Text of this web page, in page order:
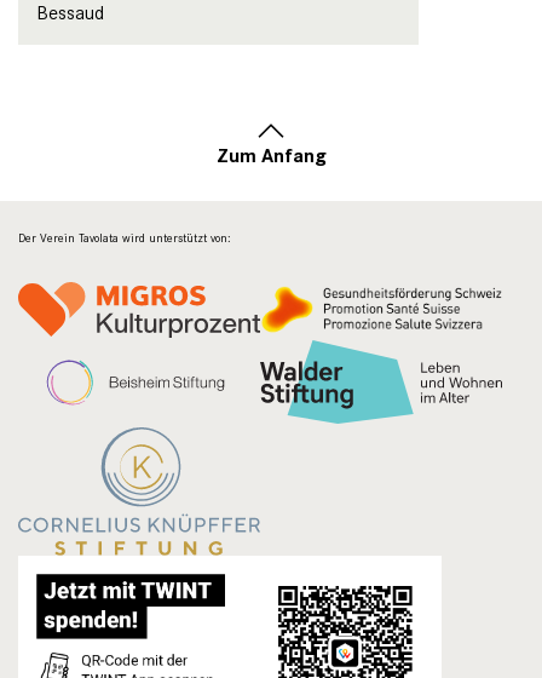
Bessaud
Zum Anfang
Der Verein Tavolata wird unterstützt von: